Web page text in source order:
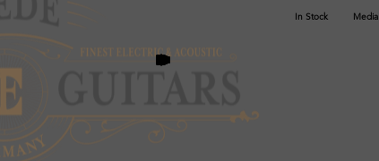
In Stock Media